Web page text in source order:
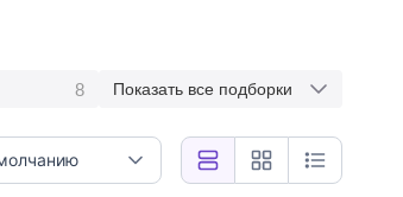
8 Показать все подборки